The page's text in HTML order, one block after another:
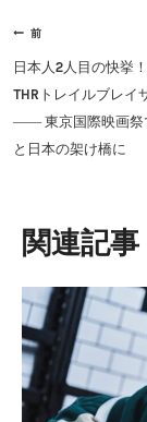
投
稿
ナ
ビ
ゲ
ョ
ン
前
日本人2人目の快挙！
THRトレイルブレイ
―― 東京国際映画祭
と日本の架け橋に
類似投稿